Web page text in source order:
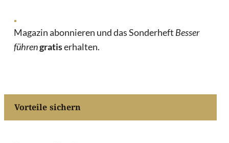
Magazin abonnieren und das Sonderheft Besser
führengratiserhalten.
Vorteile sichern